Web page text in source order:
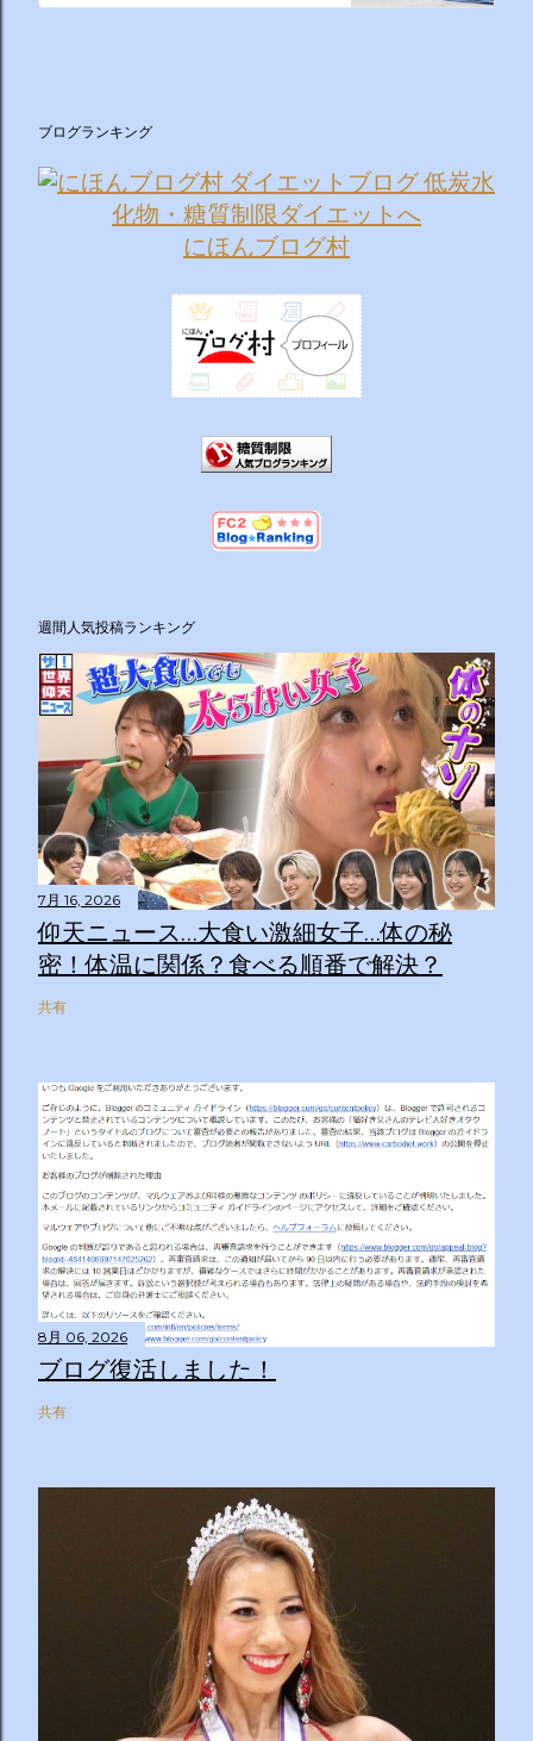
ブログランキング
にほんブログ村
週間人気投稿ランキング
7月 16, 2026
仰天ニュース…大食い激細女子…体の秘
密！体温に関係？食べる順番で解決？
共有
8月 06, 2026
ブログ復活しました！
共有